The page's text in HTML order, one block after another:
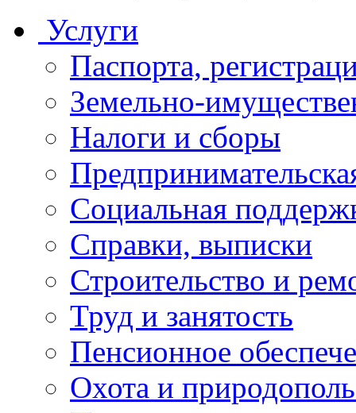
Услуги
Паспорта,
Земельно-
Налоги и сборы
Социальная
Справки, выписки
Строительство и
Труд и занятость
Пенсионное
Охота и